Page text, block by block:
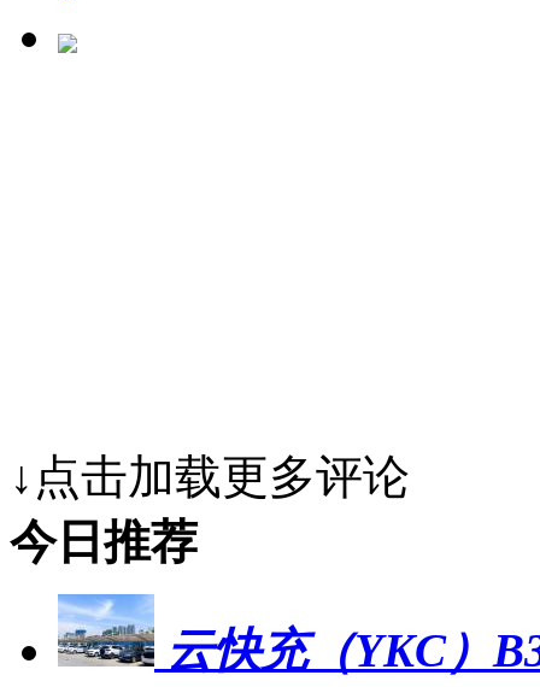
↓点击加载更多评论
今日推荐
云快充（YKC）